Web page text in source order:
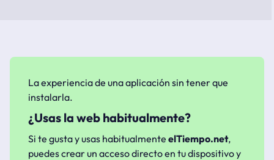
La experiencia de una aplicación sin tener que
instalarla.
¿Usas la web habitualmente?
Si te gusta y usas habitualmente elTiempo.net,
puedes crear un acceso directo en tu dispositivo y